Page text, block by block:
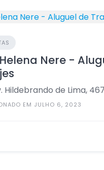
Nere -
EM JULHO 6, 2023